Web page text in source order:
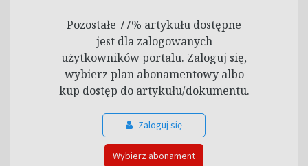
Pozostałe 77% artykułu dostępne
jest dla zalogowanych
użytkowników portalu. Zaloguj się,
wybierz plan abonamentowy albo
kup dostęp do artykułu/dokumentu.
Zaloguj się
Wybierz abonament